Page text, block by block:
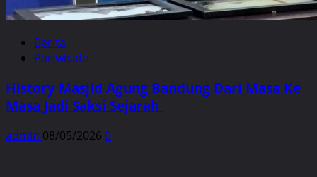
Berita
Pariwisata
History Masjid Agung Bandung Dari Masa Ke
Masa Jadi Saksi Sejarah
admin 08/05/2026 0